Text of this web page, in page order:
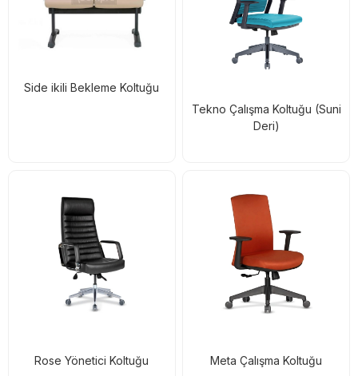
Side ikili Bekleme Koltuğu
Tekno Çalışma Koltuğu (Suni
Deri)
Rose Yönetici Koltuğu Meta Çalışma Koltuğu